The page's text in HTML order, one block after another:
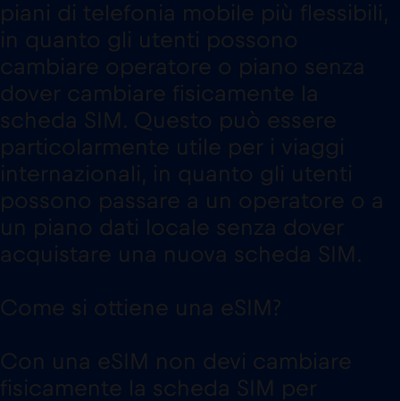
piani di telefonia mobile più flessibili,
in quanto gli utenti possono
cambiare operatore o piano senza
dover cambiare fisicamente la
scheda SIM. Questo può essere
particolarmente utile per i viaggi
internazionali, in quanto gli utenti
possono passare a un operatore o a
un piano dati locale senza dover
acquistare una nuova scheda SIM.
Come si ottiene una eSIM?
Con una eSIM non devi cambiare
fisicamente la scheda SIM per